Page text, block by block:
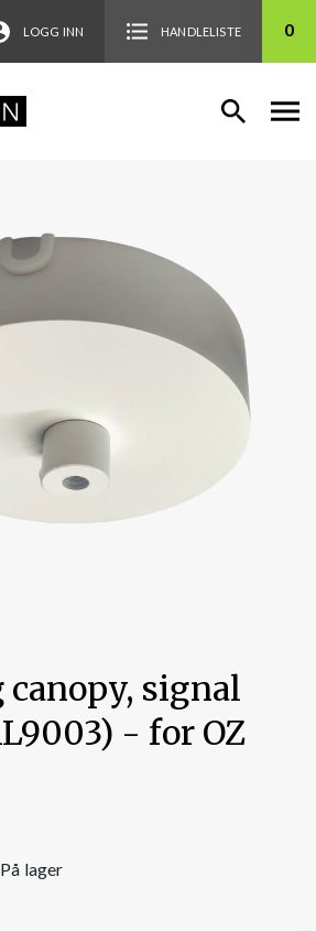
LOGG INN HANDLELISTE 0
canopy, signal
- for OZ
På lager